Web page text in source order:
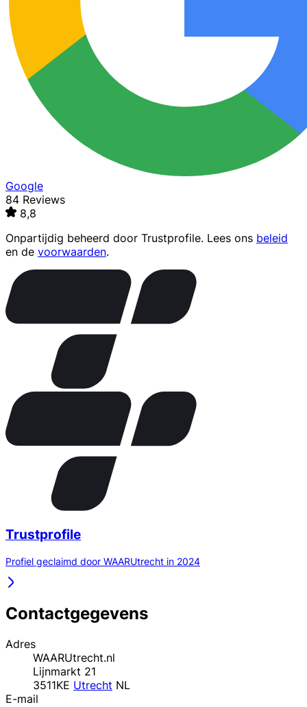
Google
84 Reviews
8,8
Onpartijdig beheerd door Trustprofile. Lees ons beleid
en de voorwaarden.
Trustprofile
Profiel geclaimd door WAARUtrecht in 2024
Contactgegevens
Adres
WAARUtrecht.nl
Lijnmarkt 21
3511KE Utrecht NL
E-mail